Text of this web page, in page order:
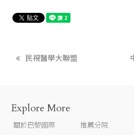
民視醫學大聯盟
Explore More
關於巴黎國際 推薦分院